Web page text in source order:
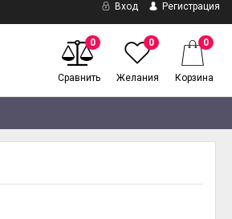
Вход Регистрация
0
Сравнить
0
Желания
0
Корзина